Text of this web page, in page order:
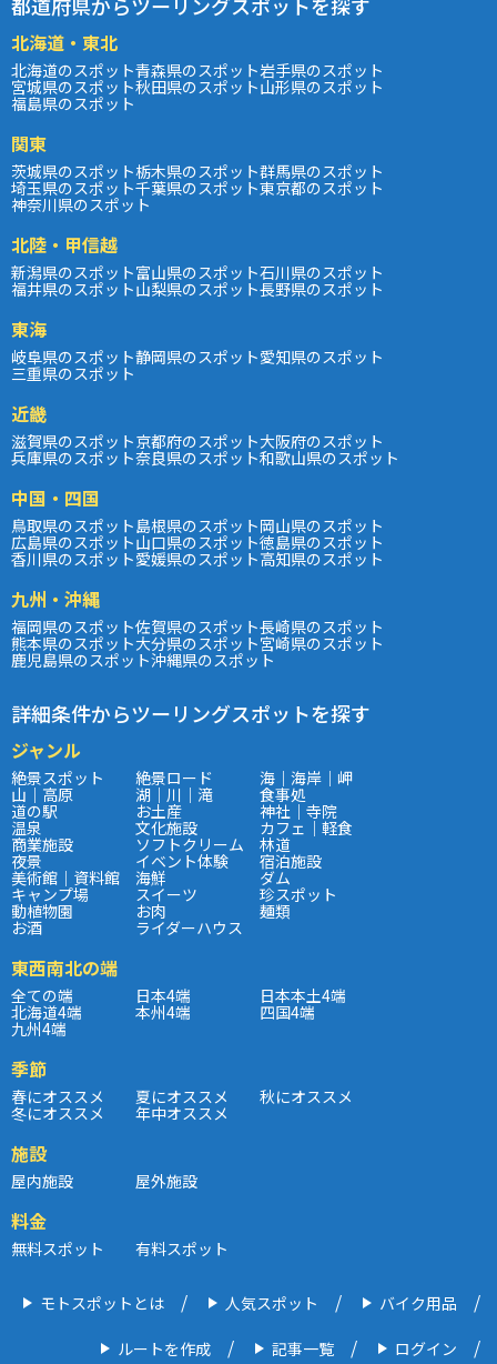
北海道・東北
北海道のスポット青森県のスポット岩手県のスポット
宮城県のスポット秋田県のスポット山形県のスポット
福島県のスポット
関東
茨城県のスポット栃木県のスポット群馬県のスポット
埼玉県のスポット千葉県のスポット東京都のスポット
神奈川県のスポット
北陸・甲信越
新潟県のスポット富山県のスポット石川県のスポット
福井県のスポット山梨県のスポット長野県のスポット
東海
岐阜県のスポット静岡県のスポット愛知県のスポット
三重県のスポット
近畿
滋賀県のスポット京都府のスポット大阪府のスポット
兵庫県のスポット奈良県のスポット和歌山県のスポット
中国・四国
鳥取県のスポット島根県のスポット岡山県のスポット
広島県のスポット山口県のスポット徳島県のスポット
香川県のスポット愛媛県のスポット高知県のスポット
九州・沖縄
福岡県のスポット佐賀県のスポット長崎県のスポット
熊本県のスポット大分県のスポット宮崎県のスポット
鹿児島県のスポット沖縄県のスポット
詳細条件からツーリングスポットを探す
ジャンル
絶景スポット 絶景ロード 海｜海岸｜岬
山｜高原 湖｜川｜滝 食事処
道の駅 お土産 神社｜寺院
温泉 文化施設 カフェ｜軽食
商業施設 ソフトクリーム 林道
夜景 イベント体験 宿泊施設
美術館｜資料館 海鮮 ダム
キャンプ場 スイーツ 珍スポット
動植物園 お肉 麺類
お酒 ライダーハウス
東西南北の端
全ての端 日本4端 日本本土4端
北海道4端 本州4端 四国4端
九州4端
季節
春にオススメ 夏にオススメ 秋にオススメ
冬にオススメ 年中オススメ
施設
屋内施設 屋外施設
料金
無料スポット 有料スポット
モトスポットとは 人気スポット バイク用品
ルートを作成 記事一覧 ログイン